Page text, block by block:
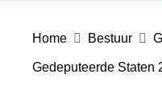
Home Bestuur
Gedeputeerde Staten